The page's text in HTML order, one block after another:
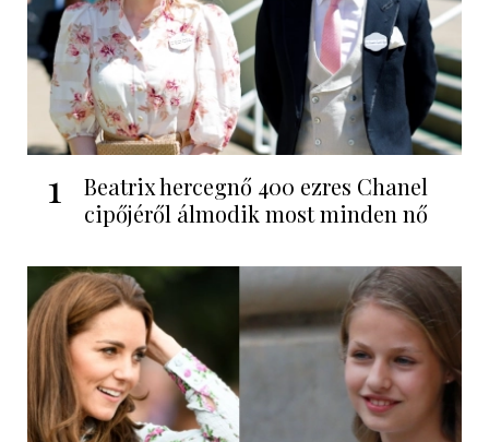
1
Beatrix hercegnő 400 ezres Chanel
cipőjéről álmodik most minden nő